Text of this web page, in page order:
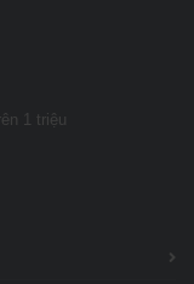
1 triệu